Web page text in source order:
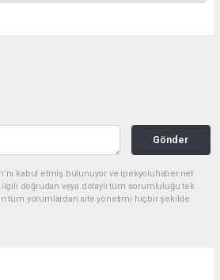
Gönder
kabul etmiş bulunuyor ve ipekyoluhaber.net
ilgili doğrudan veya dolaylı tüm sorumluluğu tek
tüm yorumlardan site yönetimi hiçbir şekilde